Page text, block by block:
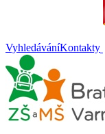
VyhledáváníKontakty